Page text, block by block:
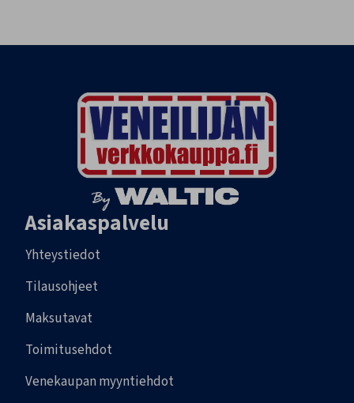
Asiakaspalvelu
Yhteystiedot
Tilausohjeet
Maksutavat
Toimitusehdot
Venekaupan myyntiehdot